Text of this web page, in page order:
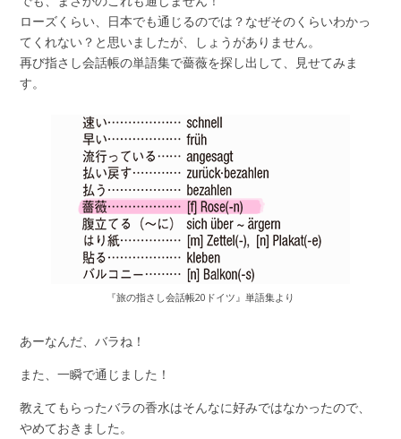
ローズくらい、日本でも通じるのでは？なぜそのくらいわかっ
てくれない？と思いましたが、しょうがありません。
再び指さし会話帳の単語集で薔薇を探し出して、見せてみま
す。
『旅の指さし会話帳20ドイツ』単語集より
あーなんだ、バラね！
また、一瞬で通じました！
教えてもらったバラの香水はそんなに好みではなかったので、
やめておきました。